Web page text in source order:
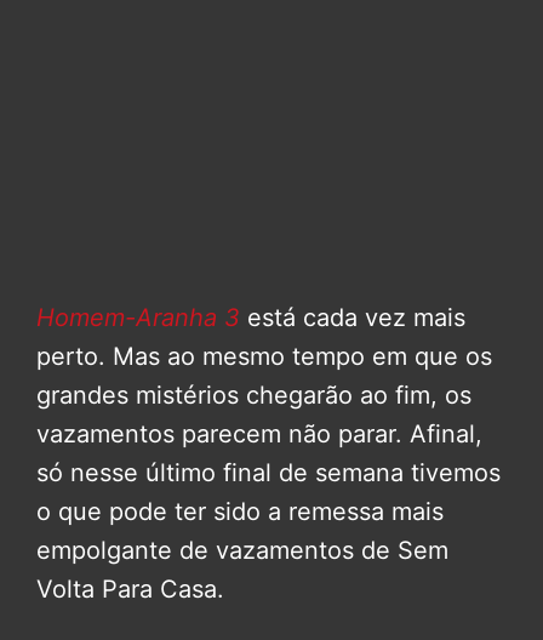
Homem-Aranha 3 está cada vez mais
perto. Mas ao mesmo tempo em que os
grandes mistérios chegarão ao fim, os
vazamentos parecem não parar. Afinal,
só nesse último final de semana tivemos
o que pode ter sido a remessa mais
empolgante de vazamentos de Sem
Volta Para Casa.